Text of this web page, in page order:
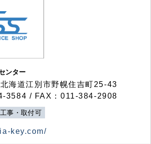
ンター
海道江別市野幌住吉町25-43
3584 / FAX：011-384-2908
工事・取付可
key.com/